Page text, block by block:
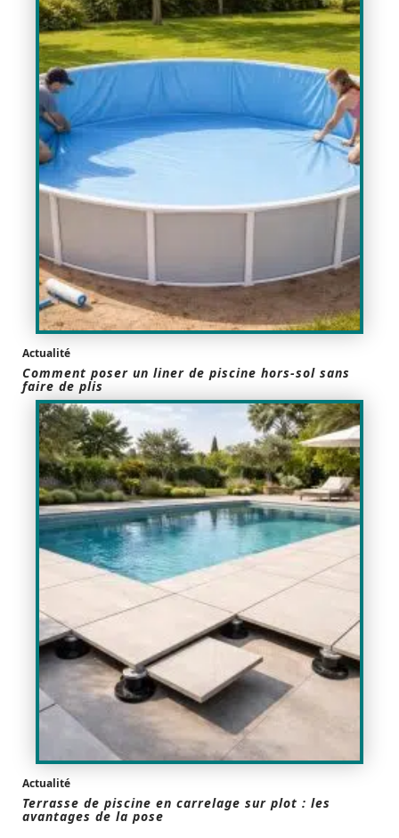
Actualité
Comment poser un liner de piscine hors-sol sans
faire de plis
Actualité
Terrasse de piscine en carrelage sur plot : les
avantages de la pose